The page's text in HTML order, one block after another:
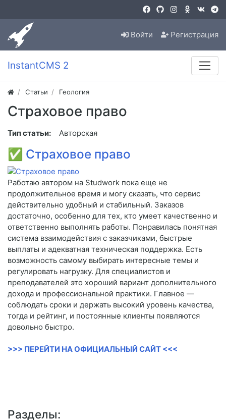
Войти Регистрация
InstantCMS 2
Статьи Геология
Страховое право
Тип статьи: Авторская
✅ Страховое право
Работаю автором на Studwork пока еще не
продолжительное время и могу сказать, что сервис
действительно удобный и стабильный. Заказов
достаточно, особенно для тех, кто умеет качественно и
ответственно выполнять работы. Понравилась понятная
система взаимодействия с заказчиками, быстрые
выплаты и адекватная техническая поддержка. Есть
возможность самому выбирать интересные темы и
регулировать нагрузку. Для специалистов и
преподавателей это хороший вариант дополнительного
дохода и профессиональной практики. Главное —
соблюдать сроки и держать высокий уровень качества,
тогда и рейтинг, и постоянные клиенты появляются
довольно быстро.
>>> ПЕРЕЙТИ НА ОФИЦИАЛЬНЫЙ САЙТ <<<
Разделы: